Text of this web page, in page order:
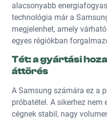
alacsonyabb
technológia már a
megjelenhet, amely
egyes régiókban
Tét: a gyártási
áttörés
A Samsung számára ez a
próbatétel. A sikerhez
cégnek stabil, nagy